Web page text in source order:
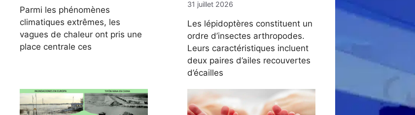
Parmi les phénomènes
climatiques extrêmes, les
vagues de chaleur ont pris une
place centrale ces
31 juillet 2026
Les lépidoptères constituent un
ordre d’insectes arthropodes.
Leurs caractéristiques incluent
deux paires d’ailes recouvertes
d’écailles